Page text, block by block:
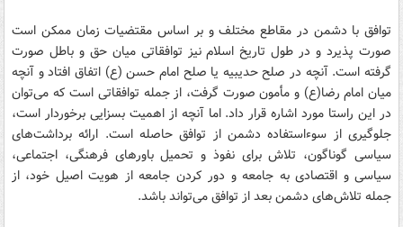
توافق با دشمن در مقاطع مختلف و بر اساس مقتضیات زمان ممکن است
صورت پذیرد و در طول تاریخ اسلام نیز توافقاتی میان حق و باطل صورت
گرفته است. آنچه در صلح حدیبیه یا صلح امام حسن (ع) اتفاق افتاد و آنچه
میان امام رضا(ع) و مأمون صورت گرفت، از جمله توافقاتی است که می‌توان
در این راستا مورد اشاره قرار داد. اما آنچه از اهمیت بسزایی برخوردار است،
جلوگیری از سوءاستفاده دشمن از توافق حاصله است. ارائه برداشت‌های
سیاسی گوناگون، تلاش برای نفوذ و تحمیل باورهای فرهنگی، اجتماعی،
سیاسی و اقتصادی به جامعه و دور کردن جامعه از هویت اصیل خود، از
جمله تلاش‌های دشمن بعد از توافق می‌تواند باشد.